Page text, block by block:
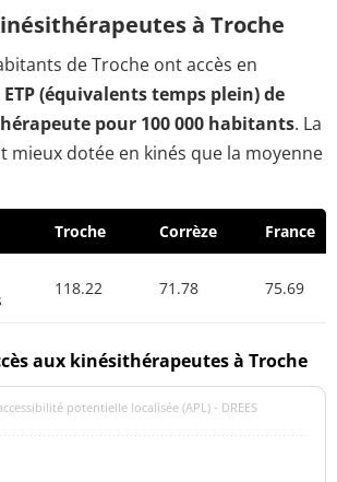
à Troche
de Troche ont accès en
ETP (équivalents temps plein) de
pour 100 000 habitants. La
mieux dotée en kinés que la moyenne
Troche Corrèze France
118.22 71.78 75.69
aux kinésithérapeutes à Troche
potentielle localisée (APL) - DREES